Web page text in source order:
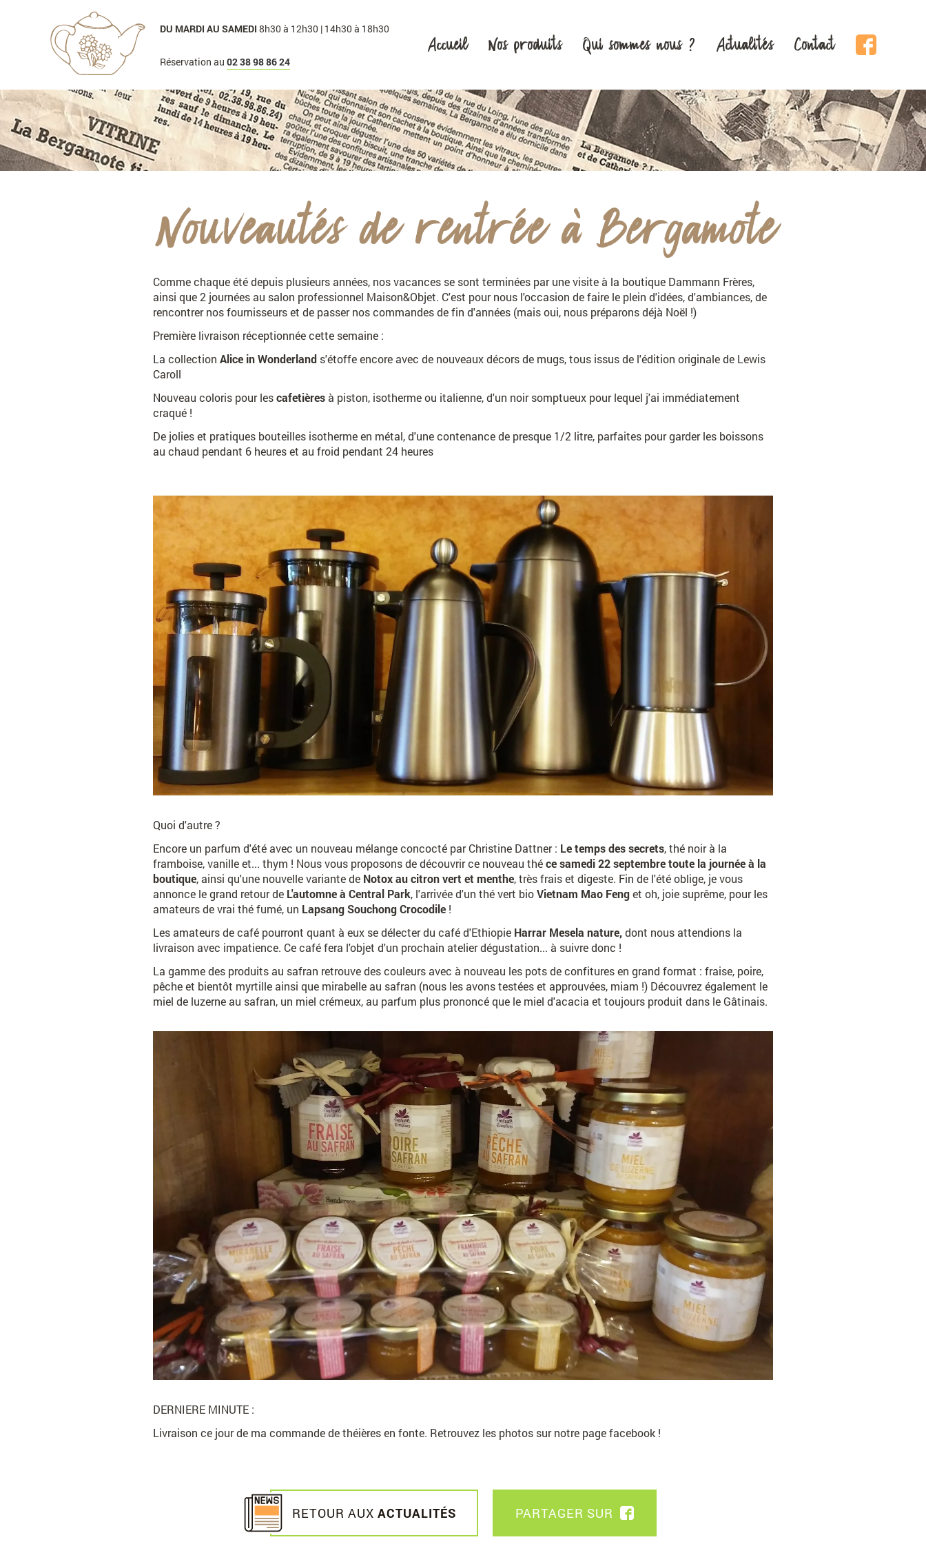
DU MARDI AU SAMEDI 8h30 à 12h30 | 14h30 à 18h30
Réservation au 02 38 98 86 24
Accueil Nos produits
THÉS COFFRETS CAFÉS VAISSELLE GOURMANDISES
Qui sommes nous ?
CHALEUREUX PASSIONNÉE HISTOIRE
Actualités Contact
Lien
Nouveautés de rentrée à Bergamote
Comme chaque été depuis plusieurs années, nos vacances se sont terminées par une visite à la boutique Dammann Frères,
ainsi que 2 journées au salon professionnel Maison&Objet. C'est pour nous l'occasion de faire le plein d'idées, d'ambiances, de
rencontrer nos fournisseurs et de passer nos commandes de fin d'années (mais oui, nous préparons déjà Noël !)
Première livraison réceptionnée cette semaine :
La collection Alice in Wonderland s'étoffe encore avec de nouveaux décors de mugs, tous issus de l'édition originale de Lewis
Caroll
Nouveau coloris pour lescafetièresà piston, isotherme ou italienne, d'un noir somptueux pour lequel j'ai immédiatement
craqué !
De jolies et pratiques bouteilles isothermeen métal, d'une contenance de presque 1/2 litre, parfaites pour garder les boissons
au chaud pendant 6 heures et au froid pendant 24 heures
Quoi d'autre ?
Encore un parfum d'été avec un nouveau mélange concocté par Christine Dattner : Le temps des secrets, thé noir à la
framboise, vanille et... thym ! Nous vous proposons de découvrir ce nouveau théce samedi 22 septembre toute la journée à la
boutique, ainsi qu'une nouvelle variante de Notox au citron vert et menthe, très frais et digeste. Fin de l'été oblige, je vous
annonce le grand retour de L'automne à Central Park, l'arrivée d'un thé vert bioVietnam Mao Fenget oh, joie suprême, pour les
amateurs de vrai thé fumé, un Lapsang Souchong Crocodile !
Les amateurs de café pourront quant à eux se délecter du café d'Ethiopie Harrar Mesela nature,dont nous attendions la
livraison avec impatience. Ce café fera l'objet d'un prochain atelier dégustation... à suivre donc !
La gamme des produits au safran retrouve des couleurs avec à nouveau les pots de confitures en grand format : fraise, poire,
pêche et bientôt myrtille ainsi que mirabelle au safran (nous les avons testées et approuvées, miam !) Découvrez également le
miel de luzerne au safran, un miel crémeux, au parfum plus prononcé que le miel d'acacia et toujours produit dans le Gâtinais.
DERNIERE MINUTE :
Livraison ce jour de ma commande de théières en fonte. Retrouvez les photos sur notre page facebook !
RETOUR AUX ACTUALITÉS PARTAGER SUR FACEBOOK